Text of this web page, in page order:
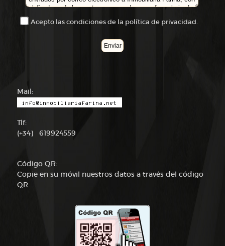
Acepto las condiciones de la política de privacidad.
Mail:
Tlf:
(+34) 619924559
Código QR:
Copie en su móvil nuestros datos a través del código
QR: